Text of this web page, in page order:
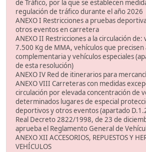
de Tráfico, por la que se establecen
regulación de tráfico durante el año 2026
ANEXO I Restricciones a pruebas
otros eventos en carretera
ANEXO II Restricciones a la circulación de:
7.500 Kg de MMA, vehículos que
complementaria y vehículos especiales
de esta resolución)
ANEXO IV Red de itinerarios para
ANEXO VIII Carreteras con medidas
circulación por elevada concentración de
determinados lugares de especial
deportivos y otros eventos (apartado
Real Decreto 2822/1998, de 23 de
aprueba el Reglamento General de
ANEXO XII ACCESORIOS, REPUESTOS Y
VEHÍCULOS